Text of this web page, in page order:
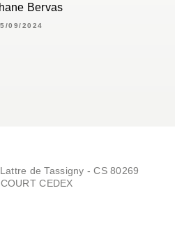
Bervas
09/2024
de Tassigny - CS 80269
CEDEX